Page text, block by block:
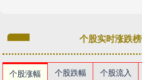
个股实时涨跌榜
个股涨幅 个股跌幅 个股流入